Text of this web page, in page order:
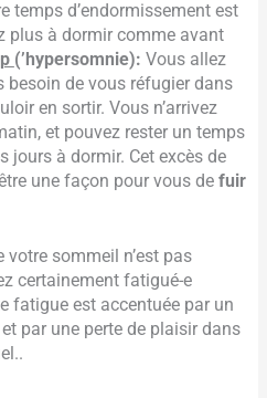
temps d’endormissement est
plus à dormir comme avant
(’hypersomnie): Vous allez
besoin de vous réfugier dans
en sortir. Vous n’arrivez
et pouvez rester un temps
jours à dormir. Cet excès de
une façon pour vous de fuir
sommeil n’est pas
certainement fatigué-e
fatigue est accentuée par un
et par une perte de plaisir dans